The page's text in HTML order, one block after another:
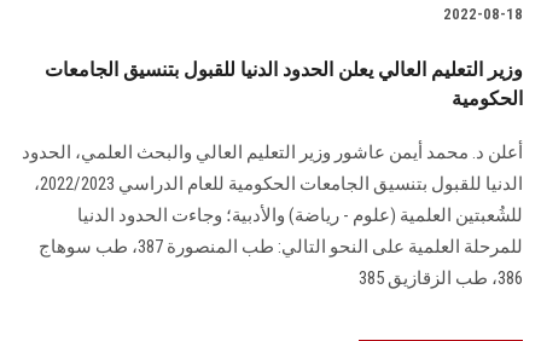
2022-08-18
وزير التعليم العالي يعلن الحدود الدنيا للقبول بتنسيق الجامعات
الحكومية
أعلن د. محمد أيمن عاشور وزير التعليم العالي والبحث العلمي، الحدود
الدنيا للقبول بتنسيق الجامعات الحكومية للعام الدراسي 2022/2023،
للشُعبتين العلمية (علوم - رياضة) والأدبية؛ وجاءت الحدود الدنيا
للمرحلة العلمية على النحو التالي: طب المنصورة 387، طب سوهاج
386، طب الزقازيق 385